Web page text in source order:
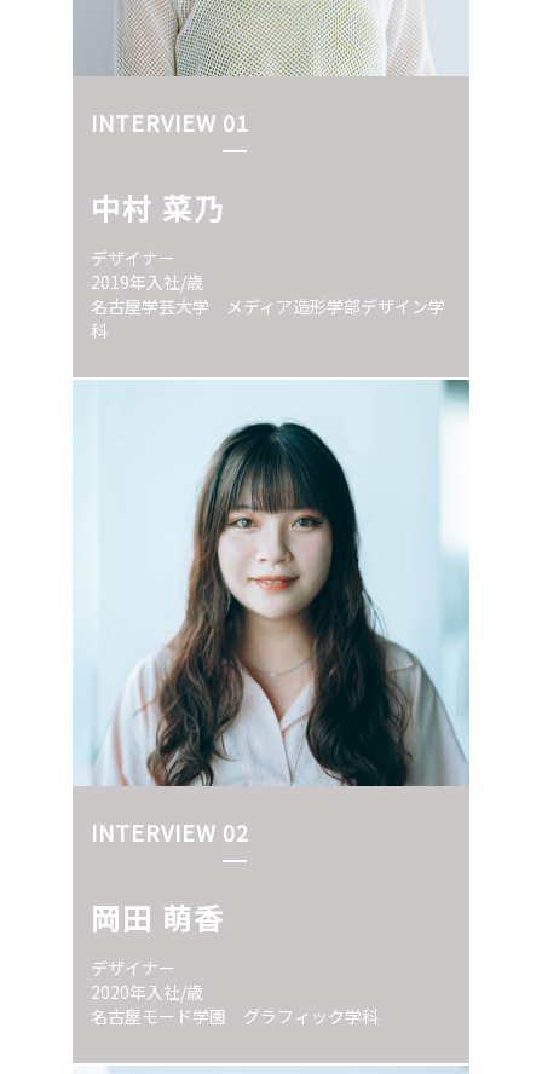
INTERVIEW 01
中村 菜乃
デザイナー
2019年入社/歳
名古屋学芸大学 メディア造形学部デザイン学
科
INTERVIEW 02
岡田 萌香
デザイナー
2020年入社/歳
名古屋モード学園 グラフィック学科